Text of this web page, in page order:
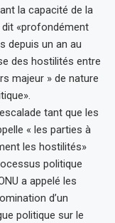
la capacité de la
dit «profondément
depuis un an au
des hostilités entre
majeur » de nature
tant que les
« les parties à
les hostilités»
politique
a appelé les
d’un
politique sur le